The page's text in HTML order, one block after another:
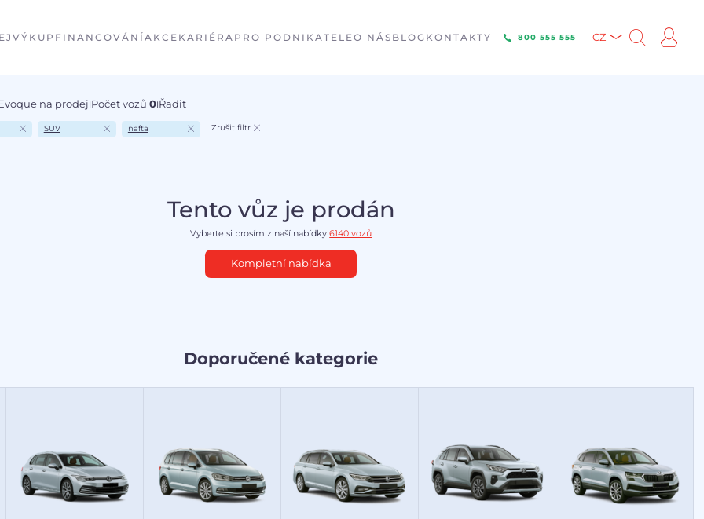
VÝKUP FINANCOVÁNÍAKCE KARIÉRA PRO PODNIKATELE O NÁS BLOG KONTAKTY 800 555 555 CZ
na prodejIPočet vozů 0IŘadit
SUV nafta Zrušit filtr
Tento vůz je prodán
Vyberte si prosím z naší nabídky6140 vozů
Kompletní nabídka
Doporučené kategorie